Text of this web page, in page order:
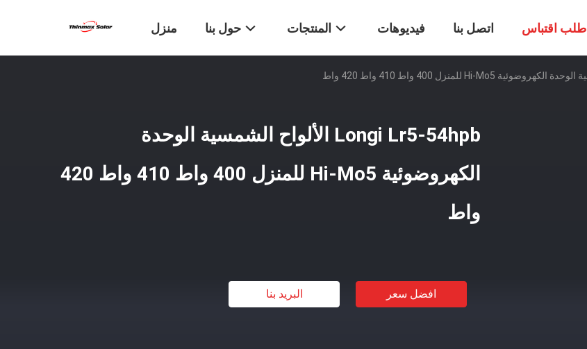
منزل حول بنا المنتجات فيديوهات اتصل بنا طلب اقتباس
Longi Lr5-54hpb الألواح الشمسية الوحدة
الكهروضوئية Hi-Mo5 للمنزل 400 واط 410 واط 420
واط
افضل سعر البريد بنا